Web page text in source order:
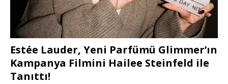
Estée Lauder, Yeni Parfümü Glimmer’ın
Kampanya Filmini Hailee Steinfeld ile
Tanıttı!